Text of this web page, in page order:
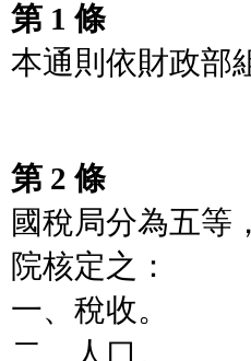
第 1 條
本通則依財政部
第 2 條
國稅局分為五等
院核定之：
一、稅收。
二、人口。